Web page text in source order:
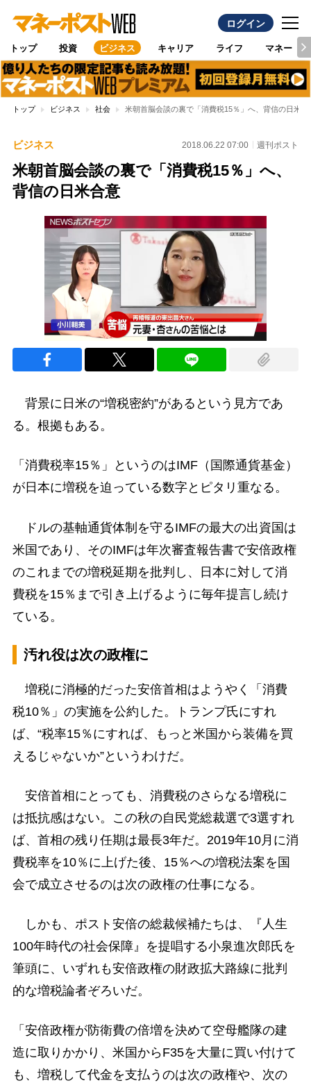
ログイン
トップ 投資 ビジネス キャリア ライフ マネー
トップ ビジネス 社会 米朝首脳会談の裏で「消費税15％」へ、背信の日米合
ビジネス 2018.06.22 07:00 週刊ポスト
米朝首脳会談の裏で「消費税15％」へ、
背信の日米合意
背景に日米の“増税密約”があるという見方であ
る。根拠もある。
「消費税率15％」というのはIMF（国際通貨基金）
が日本に増税を迫っている数字とピタリ重なる。
ドルの基軸通貨体制を守るIMFの最大の出資国は
米国であり、そのIMFは年次審査報告書で安倍政権
のこれまでの増税延期を批判し、日本に対して消
費税を15％まで引き上げるように毎年提言し続け
ている。
汚れ役は次の政権に
増税に消極的だった安倍首相はようやく「消費
税10％」の実施を公約した。トランプ氏にすれ
ば、“税率15％にすれば、もっと米国から装備を買
えるじゃないか”というわけだ。
安倍首相にとっても、消費税のさらなる増税に
は抵抗感はない。この秋の自民党総裁選で3選すれ
ば、首相の残り任期は最長3年だ。2019年10月に消
費税率を10％に上げた後、15％への増税法案を国
会で成立させるのは次の政権の仕事になる。
しかも、ポスト安倍の総裁候補たちは、『人生
100年時代の社会保障』を提唱する小泉進次郎氏を
筆頭に、いずれも安倍政権の財政拡大路線に批判
的な増税論者ぞろいだ。
「安倍政権が防衛費の倍増を決めて空母艦隊の建
造に取りかかり、米国からF35を大量に買い付けて
も、増税して代金を支払うのは次の政権や、次の